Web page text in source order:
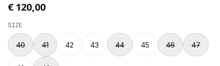
€ 120,00
SIZE
40 41 42 43 44 45 46 47